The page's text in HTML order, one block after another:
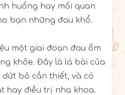
huống hay mối quan
bạn những đau khổ.
một giai đoạn đau ốm
khỏe. Đây là lá bài của
bỏ cần thiết, và có
hay điều trị nha khoa.